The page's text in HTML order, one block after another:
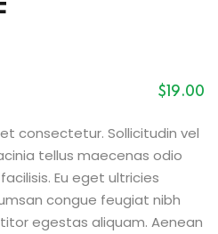
$ 19.00
consectetur. Sollicitudin vel
tellus maecenas odio
Eu eget ultricies
congue feugiat nibh
egestas aliquam. Aenean